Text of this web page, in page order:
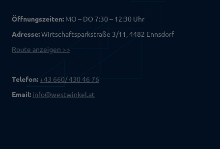
Öffnungszeiten: MO – DO 7:30 – 12:30 Uhr
Adresse:Wirtschaftsparkstraße 3/11, 4482 Ennsdorf
Route anzeigen >>
Telefon: +43 660/ 430 46 76
Email: info@westwinkel.at